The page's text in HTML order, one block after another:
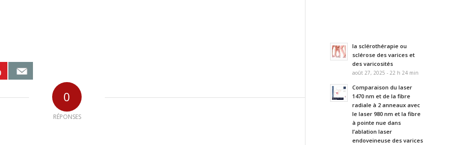
0
RÉPONSES
la sclérothérapie ou
sclérose des varices et
des varicosités
août 27, 2025 - 22 h 24 min
Comparaison du laser
1470 nm et de la fibre
radiale à 2 anneaux avec
le laser 980 nm et la fibre
à pointe nue dans
l’ablation laser
endoveineuse des varices